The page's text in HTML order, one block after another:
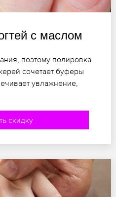
с маслом
поэтому полировка
сочетает буферы
увлажнение,
скидку